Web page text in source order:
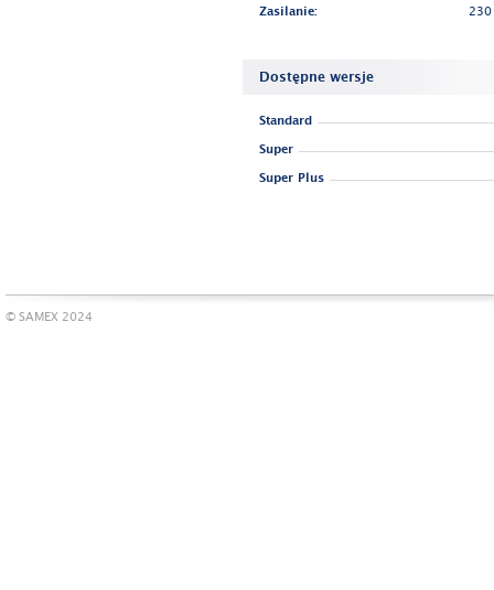
Zasilanie:
230
Dostępne wersje
Standard
Super
Super Plus
© SAMEX 2024